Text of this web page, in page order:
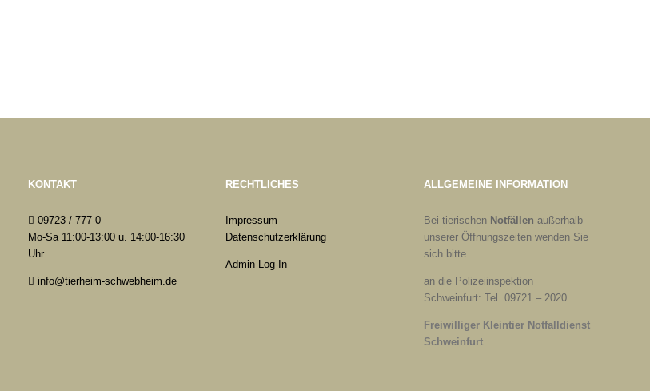
KONTAKT
09723 / 777-0
Mo-Sa 11:00-13:00 u. 14:00-16:30
Uhr
info@tierheim-schwebheim.de
RECHTLICHES
Impressum
Datenschutzerklärung
Admin Log-In
ALLGEMEINE INFORMATION
Bei tierischen Notfällen außerhalb
unserer Öffnungszeiten wenden Sie
sich bitte
an die Polizeiinspektion
Schweinfurt: Tel. 09721 – 2020
Freiwilliger Kleintier Notfalldienst
Schweinfurt